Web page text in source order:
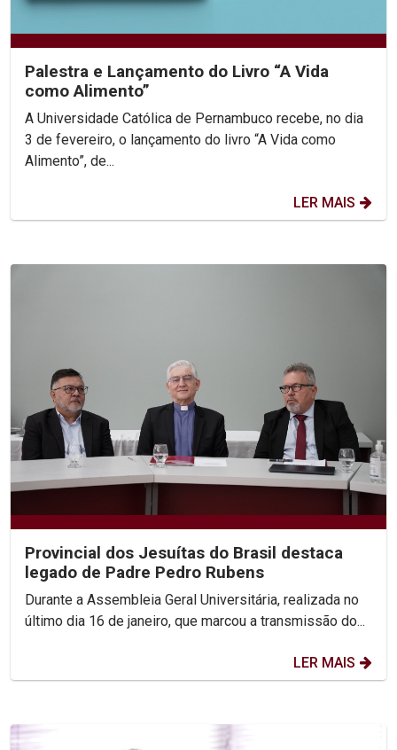
Palestra e Lançamento do Livro “A Vida
como Alimento”
A Universidade Católica de Pernambuco recebe, no dia
3 de fevereiro, o lançamento do livro “A Vida como
Alimento”, de...
LER MAIS
Provincial dos Jesuítas do Brasil destaca
legado de Padre Pedro Rubens
Durante a Assembleia Geral Universitária, realizada no
último dia 16 de janeiro, que marcou a transmissão do...
LER MAIS